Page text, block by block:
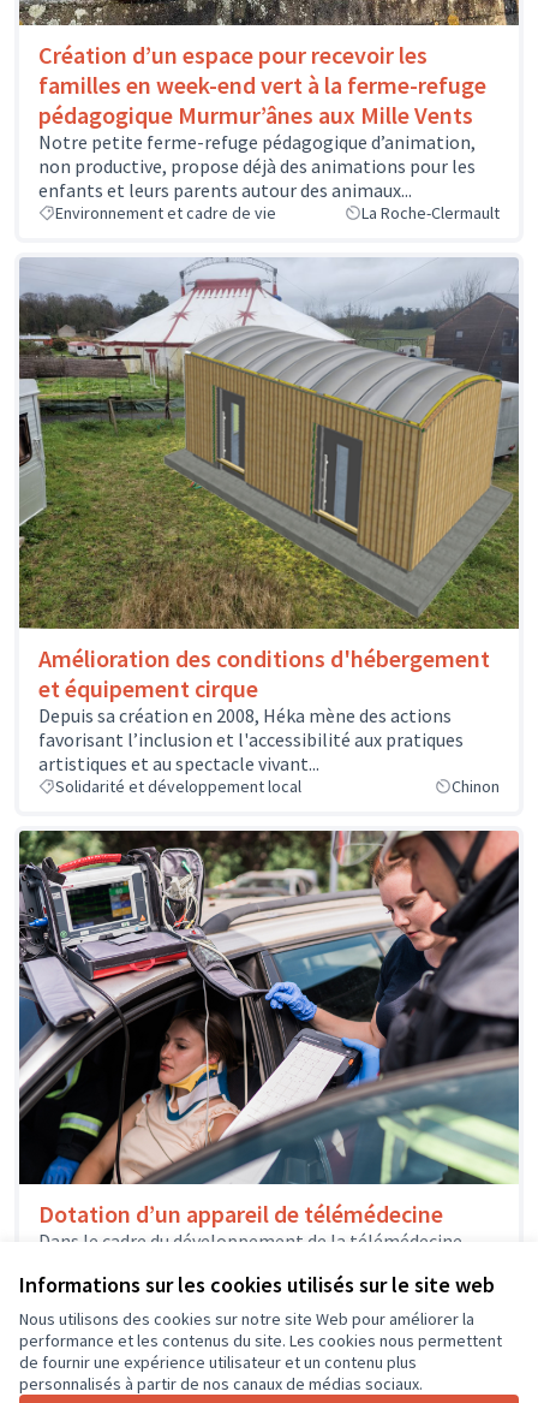
Informations sur les cookies utilisés sur le site web
Nous utilisons des cookies sur notre site Web pour améliorer la
performance et les contenus du site. Les cookies nous permettent
de fournir une expérience utilisateur et un contenu plus
personnalisés à partir de nos canaux de médias sociaux.
Création d’un espace pour recevoir les
familles en week-end vert à la ferme-refuge
pédagogique Murmur’ânes aux Mille Vents
Notre petite ferme-refuge pédagogique d’animation,
non productive, propose déjà des animations pour les
enfants et leurs parents autour des animaux...
Environnement et cadre de vie La Roche-Clermault
Amélioration des conditions d'hébergement
et équipement cirque
Depuis sa création en 2008, Héka mène des actions
favorisant l’inclusion et l'accessibilité aux pratiques
artistiques et au spectacle vivant...
Solidarité et développement local Chinon
Dotation d’un appareil de télémédecine
Dans le cadre du développement de la télémédecine
d’Incendie et de...
Solidarité et développement local